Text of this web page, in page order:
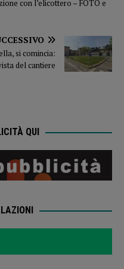
con l’elicottero – FOTO e
si comincia:
del cantiere
QUI